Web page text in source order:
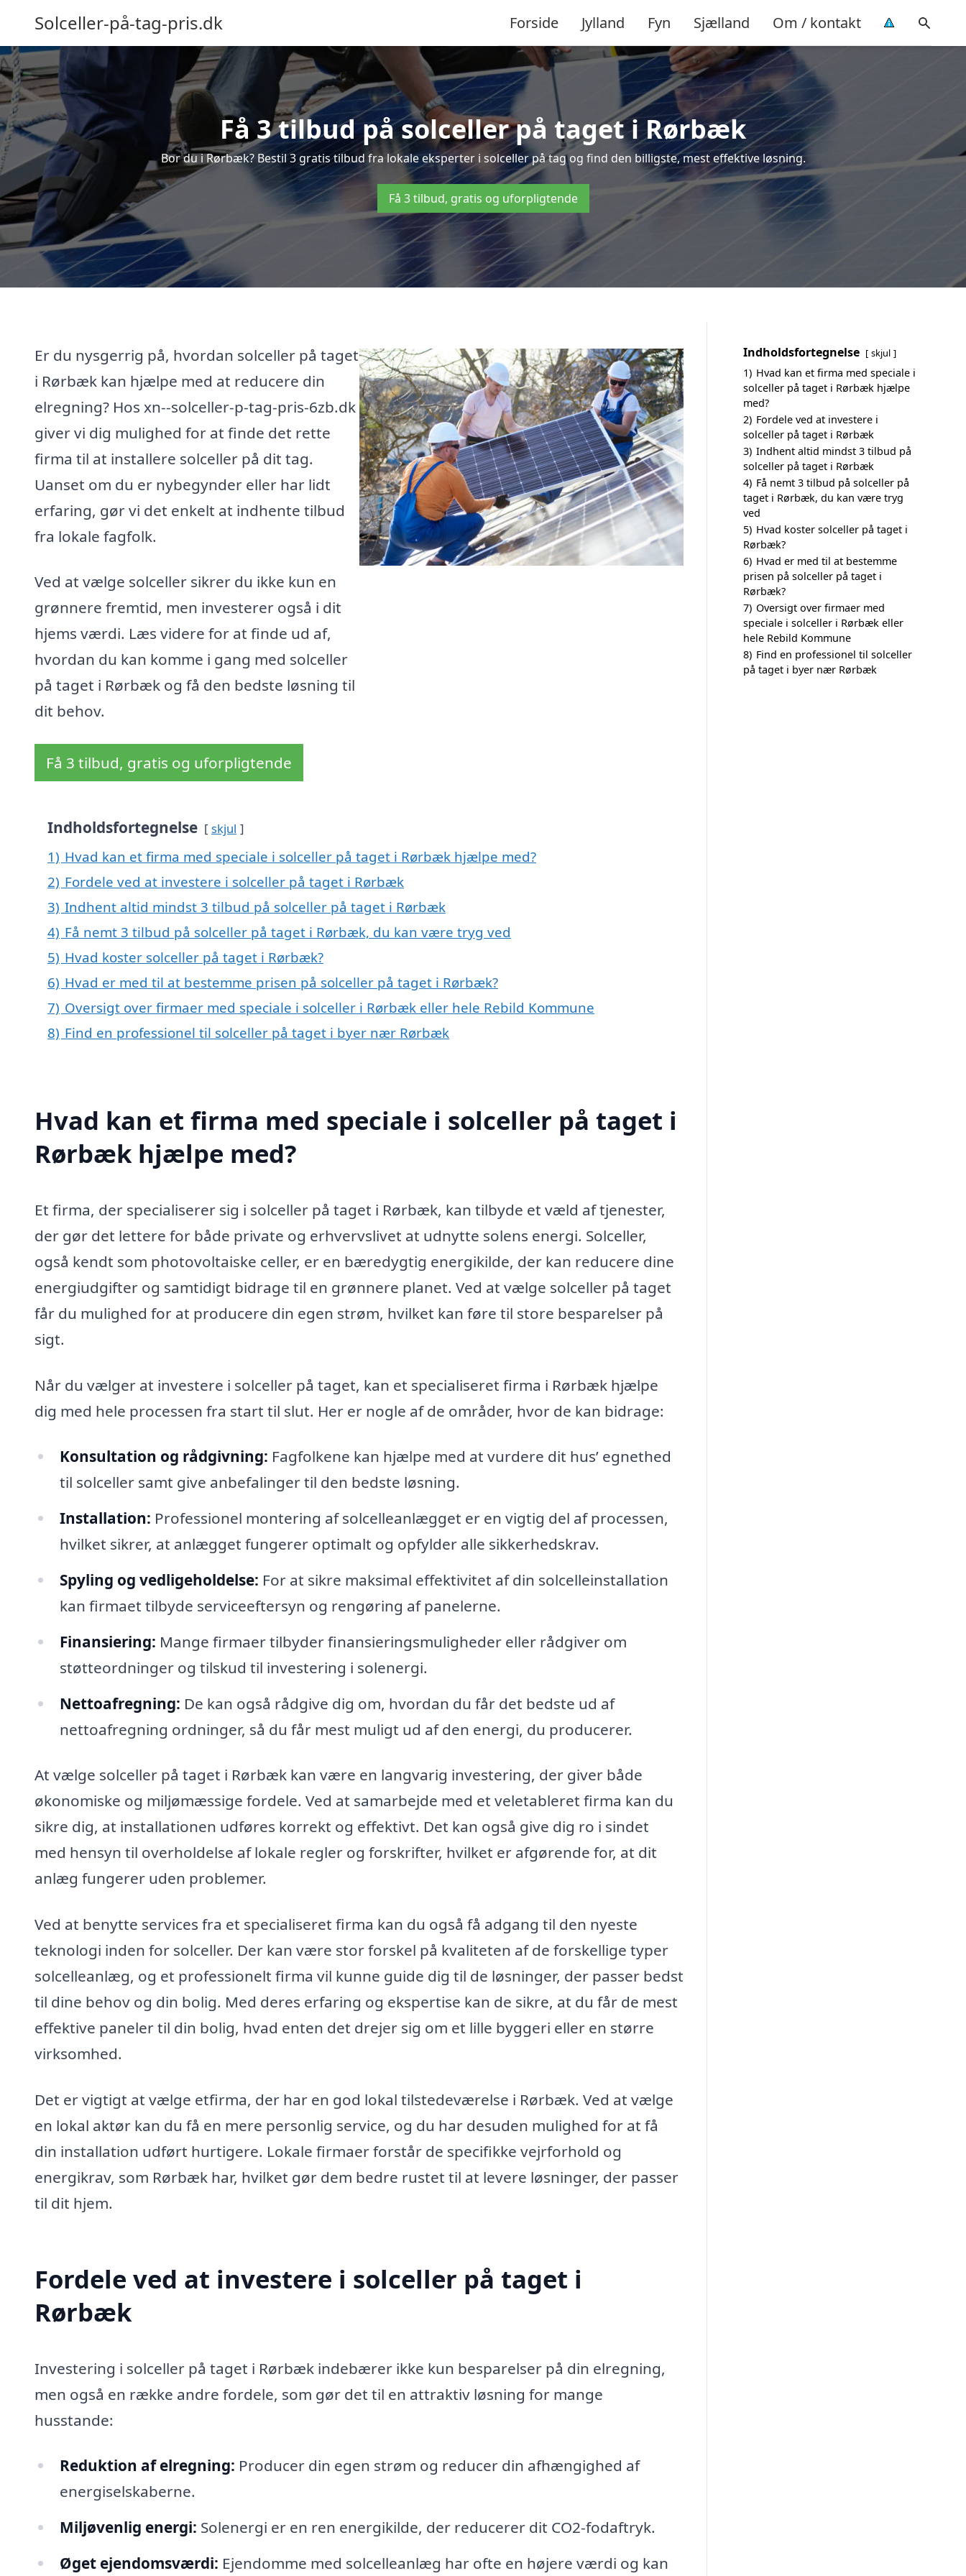
Solceller-på-tag-pris.dk Forside Jylland Fyn Sjælland Om / kontakt
Få 3 tilbud på solceller på taget i Rørbæk
Bor du i Rørbæk? Bestil 3 gratis tilbud fra lokale eksperter i solceller på tag og find den billigste, mest effektive løsning.
Få 3 tilbud, gratis og uforpligtende
Er du nysgerrig på, hvordan solceller på taget
i Rørbæk kan hjælpe med at reducere din
elregning? Hos xn--solceller-p-tag-pris-6zb.dk
giver vi dig mulighed for at finde det rette
firma til at installere solceller på dit tag.
Uanset om du er nybegynder eller har lidt
erfaring, gør vi det enkelt at indhente tilbud
fra lokale fagfolk.
Ved at vælge solceller sikrer du ikke kun en
grønnere fremtid, men investerer også i dit
hjems værdi. Læs videre for at finde ud af,
hvordan du kan komme i gang med solceller
på taget i Rørbæk og få den bedste løsning til
dit behov.
Få 3 tilbud, gratis og uforpligtende
Indholdsfortegnelse skjul
1) Hvad kan et firma med speciale i solceller på taget i Rørbæk hjælpe med?
2) Fordele ved at investere i solceller på taget i Rørbæk
3) Indhent altid mindst 3 tilbud på solceller på taget i Rørbæk
4) Få nemt 3 tilbud på solceller på taget i Rørbæk, du kan være tryg ved
5) Hvad koster solceller på taget i Rørbæk?
6) Hvad er med til at bestemme prisen på solceller på taget i Rørbæk?
7) Oversigt over firmaer med speciale i solceller i Rørbæk eller hele Rebild Kommune
8) Find en professionel til solceller på taget i byer nær Rørbæk
Hvad kan et firma med speciale i solceller på taget i
Rørbæk hjælpe med?
Et firma, der specialiserer sig i solceller på taget i Rørbæk, kan tilbyde et væld af tjenester,
der gør det lettere for både private og erhvervslivet at udnytte solens energi. Solceller,
også kendt som photovoltaiske celler, er en bæredygtig energikilde, der kan reducere dine
energiudgifter og samtidigt bidrage til en grønnere planet. Ved at vælge solceller på taget
får du mulighed for at producere din egen strøm, hvilket kan føre til store besparelser på
sigt.
Når du vælger at investere i solceller på taget, kan et specialiseret firma i Rørbæk hjælpe
dig med hele processen fra start til slut. Her er nogle af de områder, hvor de kan bidrage:
Konsultation og rådgivning: Fagfolkene kan hjælpe med at vurdere dit hus’ egnethed
til solceller samt give anbefalinger til den bedste løsning.
Installation: Professionel montering af solcelleanlægget er en vigtig del af processen,
hvilket sikrer, at anlægget fungerer optimalt og opfylder alle sikkerhedskrav.
Spyling og vedligeholdelse: For at sikre maksimal effektivitet af din solcelleinstallation
kan firmaet tilbyde serviceeftersyn og rengøring af panelerne.
Finansiering: Mange firmaer tilbyder finansieringsmuligheder eller rådgiver om
støtteordninger og tilskud til investering i solenergi.
Nettoafregning: De kan også rådgive dig om, hvordan du får det bedste ud af
nettoafregning ordninger, så du får mest muligt ud af den energi, du producerer.
At vælge solceller på taget i Rørbæk kan være en langvarig investering, der giver både
økonomiske og miljømæssige fordele. Ved at samarbejde med et veletableret firma kan du
sikre dig, at installationen udføres korrekt og effektivt. Det kan også give dig ro i sindet
med hensyn til overholdelse af lokale regler og forskrifter, hvilket er afgørende for, at dit
anlæg fungerer uden problemer.
Ved at benytte services fra et specialiseret firma kan du også få adgang til den nyeste
teknologi inden for solceller. Der kan være stor forskel på kvaliteten af de forskellige typer
solcelleanlæg, og et professionelt firma vil kunne guide dig til de løsninger, der passer bedst
til dine behov og din bolig. Med deres erfaring og ekspertise kan de sikre, at du får de mest
effektive paneler til din bolig, hvad enten det drejer sig om et lille byggeri eller en større
virksomhed.
Det er vigtigt at vælge etfirma, der har en god lokal tilstedeværelse i Rørbæk. Ved at vælge
en lokal aktør kan du få en mere personlig service, og du har desuden mulighed for at få
din installation udført hurtigere. Lokale firmaer forstår de specifikke vejrforhold og
energikrav, som Rørbæk har, hvilket gør dem bedre rustet til at levere løsninger, der passer
til dit hjem.
Fordele ved at investere i solceller på taget i
Rørbæk
Investering i solceller på taget i Rørbæk indebærer ikke kun besparelser på din elregning,
men også en række andre fordele, som gør det til en attraktiv løsning for mange
husstande:
Reduktion af elregning: Producer din egen strøm og reducer din afhængighed af
energiselskaberne.
Miljøvenlig energi: Solenergi er en ren energikilde, der reducerer dit CO2-fodaftryk.
Øget ejendomsværdi: Ejendomme med solcelleanlæg har ofte en højere værdi og kan
Indholdsfortegnelse skjul
1) Hvad kan et firma med speciale i
solceller på taget i Rørbæk hjælpe
med?
2) Fordele ved at investere i
solceller på taget i Rørbæk
3) Indhent altid mindst 3 tilbud på
solceller på taget i Rørbæk
4) Få nemt 3 tilbud på solceller på
taget i Rørbæk, du kan være tryg
ved
5) Hvad koster solceller på taget i
Rørbæk?
6) Hvad er med til at bestemme
prisen på solceller på taget i
Rørbæk?
7) Oversigt over firmaer med
speciale i solceller i Rørbæk eller
hele Rebild Kommune
8) Find en professionel til solceller
på taget i byer nær Rørbæk